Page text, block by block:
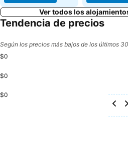
Ver todos los
Tendencia de precios
Según los precios más bajos de los últimos
$0
$0
$0